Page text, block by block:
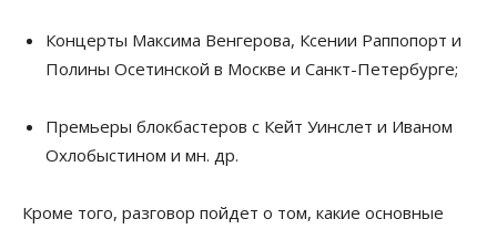
Концерты Максима Венгерова, Ксении Раппопорт и
Полины Осетинской в Москве и Санкт-Петербурге;
Премьеры блокбастеров с Кейт Уинслет и Иваном
Охлобыстином и мн. др.
Кроме того, разговор пойдет о том, какие основные